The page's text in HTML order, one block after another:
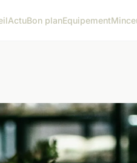
ActuBon planEquipement